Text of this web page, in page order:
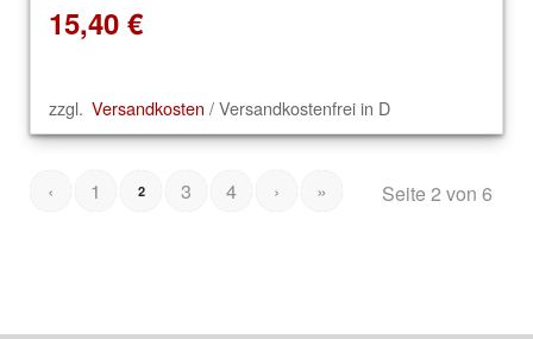
15,40 €
zzgl. Versandkosten / Versandkostenfrei in D
Seite 2 von 6
‹ 1 2 3 4 › »